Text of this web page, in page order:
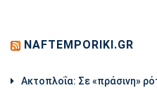
NAFTEMPORIKI.GR
Aκτοπλοΐα: Σε «πράσινη»